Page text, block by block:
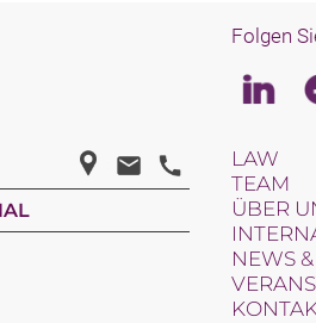
Folgen
LAW
TEAM
ÜBER
NEWS